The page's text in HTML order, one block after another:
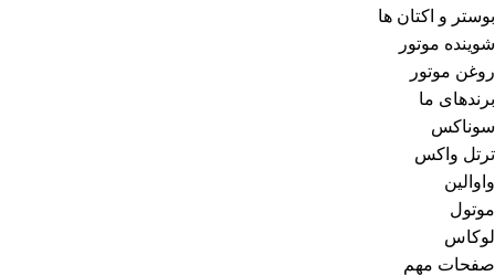
بوستر و اکتان ها
شوینده موتور
روغن موتور
برندهای ما
سوناکس
ترتل واکس
واوالین
موتول
لوکاس
صفحات مهم